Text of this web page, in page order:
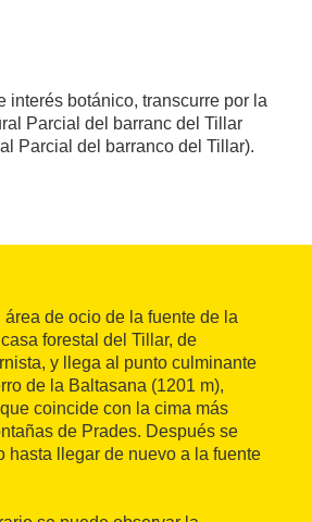
interés botánico, transcurre por la
Parcial del barranc del Tillar
Parcial del barranco del Tillar).
área de ocio de la fuente de la
forestal del Tillar, de
y llega al punto culminante
de la Baltasana (1201 m),
coincide con la cima más
de Prades. Después se
hasta llegar de nuevo a la fuente